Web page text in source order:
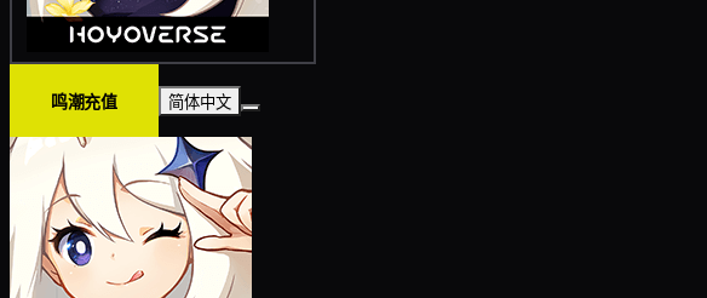
鸣潮充值 简体中文